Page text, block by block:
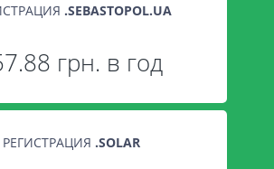
.SEBASTOPOL.UA
грн. в год
РЕГИСТРАЦИЯ .SOLAR